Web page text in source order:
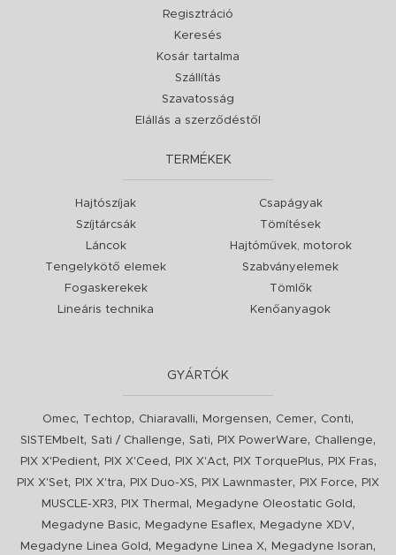
Regisztráció
Keresés
Kosár tartalma
Szállítás
Szavatosság
Elállás a szerződéstől
TERMÉKEK
Hajtószíjak
Szíjtárcsák
Láncok
Tengelykötő elemek
Fogaskerekek
Lineáris technika
Csapágyak
Tömítések
Hajtóművek, motorok
Szabványelemek
Tömlők
Kenőanyagok
GYÁRTÓK
Omec, Techtop, Chiaravalli, Morgensen, Cemer, Conti,
SISTEMbelt, Sati / Challenge, Sati, PIX PowerWare, Challenge,
PIX X'Pedient, PIX X'Ceed , PIX X'Act, PIX TorquePlus, PIX Fras,
PIX X'Set, PIX X'tra, PIX Duo-XS, PIX Lawnmaster, PIX Force,
PIX
MUSCLE-XR3, PIX Thermal , Megadyne Oleostatic Gold ,
Megadyne Basic, Megadyne Esaflex, Megadyne XDV,
Megadyne Linea Gold , Megadyne Linea X, Megadyne Isoran,